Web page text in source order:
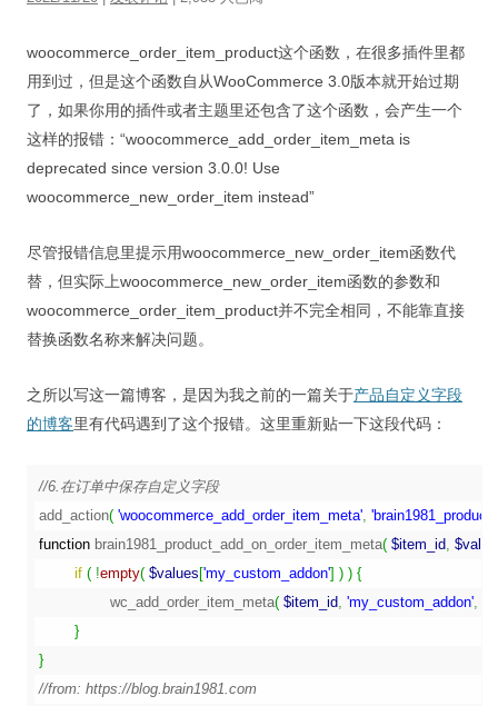
woocommerce_order_item_product这个函数，在很多插件里都
用到过，但是这个函数自从WooCommerce 3.0版本就开始过期
了，如果你用的插件或者主题里还包含了这个函数，会产生一个
这样的报错：“woocommerce_add_order_item_meta is
deprecated since version 3.0.0! Use
woocommerce_new_order_item instead”
尽管报错信息里提示用woocommerce_new_order_item函数代
替，但实际上woocommerce_new_order_item函数的参数和
woocommerce_order_item_product并不完全相同，不能靠直接
替换函数名称来解决问题。
之所以写这一篇博客，是因为我之前的一篇关于产品自定义字段
的博客里有代码遇到了这个报错。这里重新贴一下这段代码：
//6.在订单中保存自定义字段
add_action( 'woocommerce_add_order_item_meta'
function brain1981_product_add_on_order_item_meta( $item_id
if ( !empty( $values ['my_custom_addon'] ) ) {
		wc_add_order_item_meta
( $item_id 'my_custom_addon'
}
}
//from: https://blog.brain1981.com